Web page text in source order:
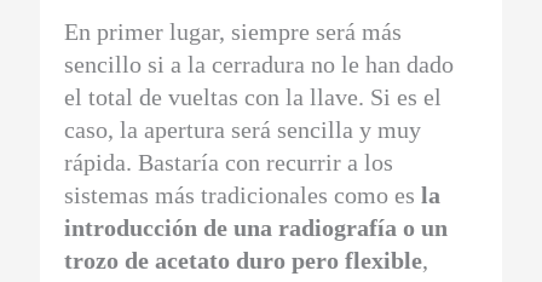
En primer lugar, siempre será más
sencillo si a la cerradura no le han dado
el total de vueltas con la llave. Si es el
caso, la apertura será sencilla y muy
rápida. Bastaría con recurrir a los
sistemas más tradicionales como esla
introducción de una radiografía o un
trozo de acetato duro pero flexible,